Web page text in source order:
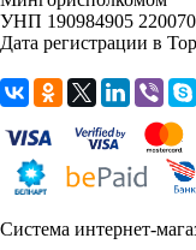
УНП 190984905
Дата регистрации в
Система интернет-